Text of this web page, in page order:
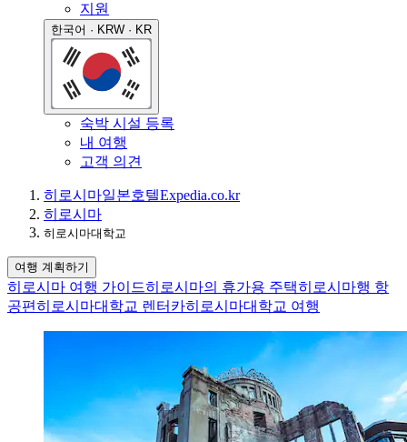
지원
한국어 · KRW · KR
숙박 시설 등록
내 여행
고객 의견
히로시마일본호텔Expedia.co.kr
히로시마
히로시마대학교
여행 계획하기
히로시마 여행 가이드히로시마의 휴가용 주택히로시마행 항
공편히로시마대학교 렌터카히로시마대학교 여행